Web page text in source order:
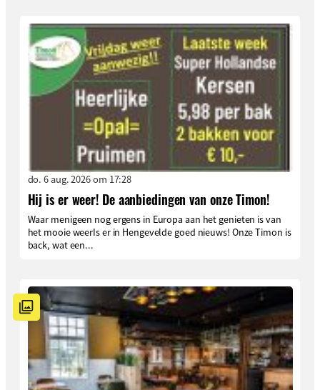
do. 6 aug. 2026 om 17:28
Hij is er weer! De aanbiedingen van onze Timon!
Waar menigeen nog ergens in Europa aan het genieten is van
het mooie weerIs er in Hengevelde goed nieuws! Onze Timon is
back, wat een...